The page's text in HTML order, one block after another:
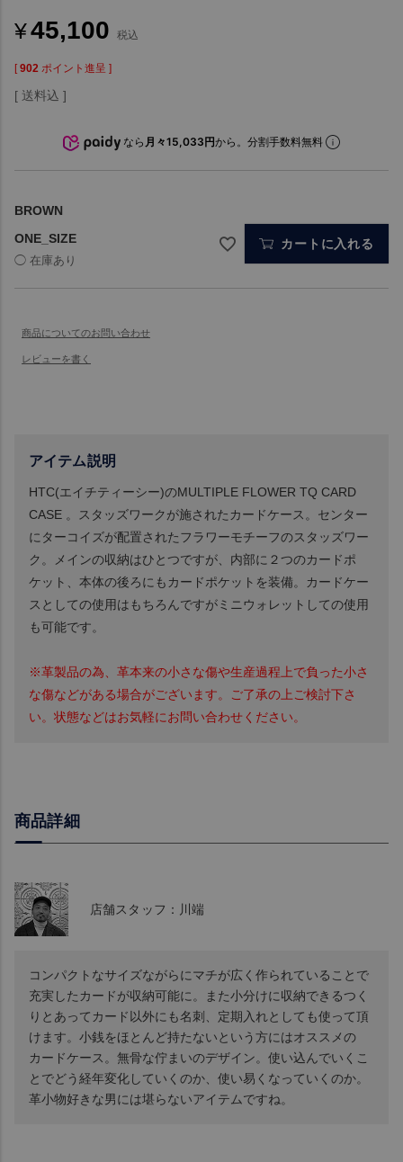
¥45,100 税込
[ 902 ポイント進呈 ]
送料込
なら 月々15,033円から。分割手数料無料
BROWN
ONE_SIZE
カートに入れる
アイテム説明
HTC(エイチティーシー)のMULTIPLE FLOWER TQ CARD
CASE 。スタッズワークが施されたカードケース。センター
にターコイズが配置されたフラワーモチーフのスタッズワー
ク。メインの収納はひとつですが、内部に２つのカードポ
ケット、本体の後ろにもカードポケットを装備。カードケー
スとしての使用はもちろんですがミニウォレットしての使用
も可能です。
※革製品の為、革本来の小さな傷や生産過程上で負った小さ
な傷などがある場合がございます。ご了承の上ご検討下さ
い。状態などはお気軽にお問い合わせください。
商品詳細
店舗スタッフ：川端
コンパクトなサイズながらにマチが広く作られていることで
充実したカードが収納可能に。また小分けに収納できるつく
りとあってカード以外にも名刺、定期入れとしても使って頂
けます。小銭をほとんど持たないという方にはオススメの
カードケース。無骨な佇まいのデザイン。使い込んでいくこ
とでどう経年変化していくのか、使い易くなっていくのか。
革小物好きな男には堪らないアイテムですね。